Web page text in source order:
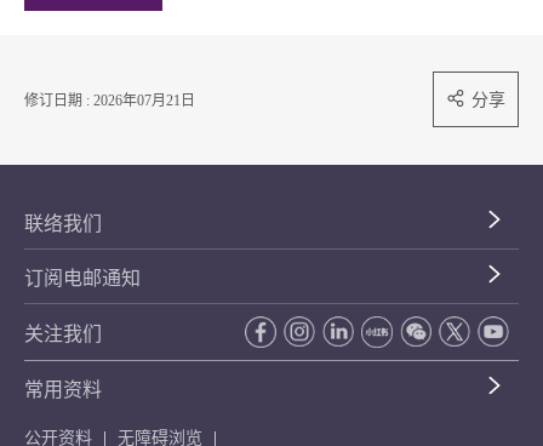
修订日期 : 2026年07月21日 分享
联络我们
订阅电邮通知
关注我们
常用资料
公开资料 无障碍浏览